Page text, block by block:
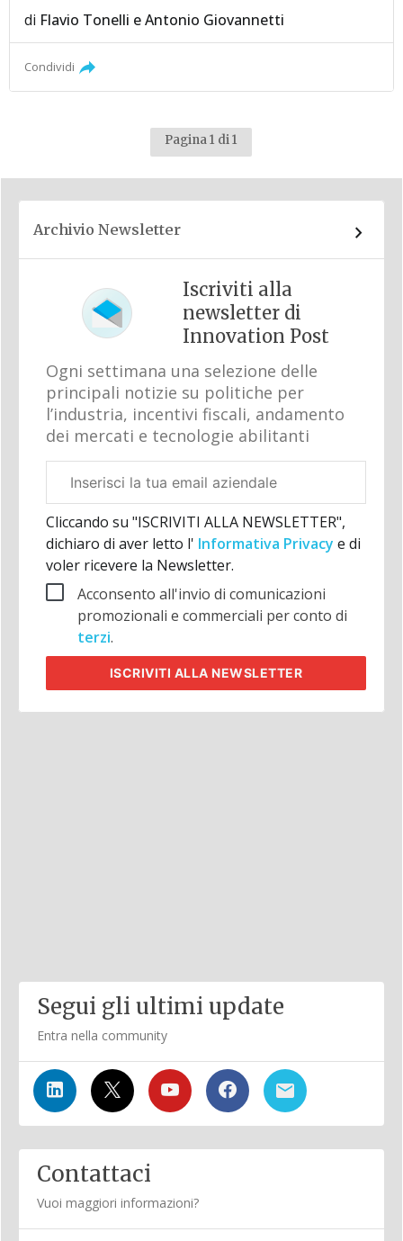
di Flavio Tonelli eAntonio Giovannetti
Condividi
Pagina 1 di 1
Archivio Newsletter
Iscriviti alla
newsletter di
Innovation Post
Ogni settimana una selezione delle
principali notizie su politiche per
l’industria, incentivi fiscali, andamento
dei mercati e tecnologie abilitanti
aziendale
Cliccando su "ISCRIVITI ALLA NEWSLETTER",
dichiaro di aver letto l' Informativa Privacy e di
voler ricevere la Newsletter.
Acconsento all'invio di comunicazioni
promozionali e commerciali per conto di
terzi.
ISCRIVITI ALLA NEWSLETTER
Segui gli ultimi update
Entra nella community
Contattaci
Vuoi maggiori informazioni?